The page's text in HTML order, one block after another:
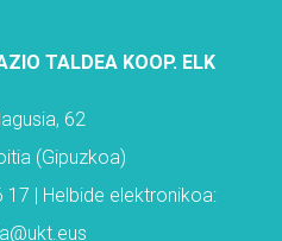
TALDEA KOOP. ELK
62
(Gipuzkoa)
| Helbide elektronikoa: